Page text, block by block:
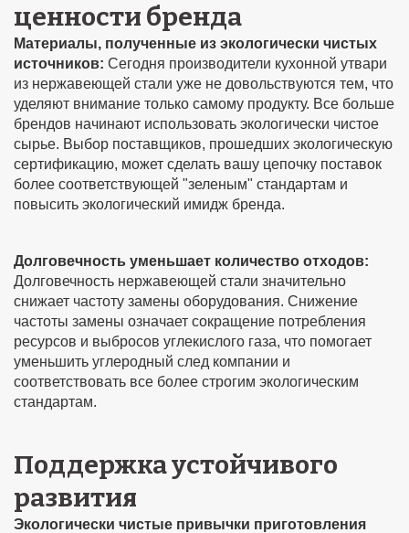
ценности бренда
Материалы, полученные из экологически чистых
источников: Сегодня производители кухонной утвари
из нержавеющей стали уже не довольствуются тем, что
уделяют внимание только самому продукту. Все больше
брендов начинают использовать экологически чистое
сырье. Выбор поставщиков, прошедших экологическую
сертификацию, может сделать вашу цепочку поставок
более соответствующей "зеленым" стандартам и
повысить экологический имидж бренда.
Долговечность уменьшает количество отходов:
Долговечность нержавеющей стали значительно
снижает частоту замены оборудования. Снижение
частоты замены означает сокращение потребления
ресурсов и выбросов углекислого газа, что помогает
уменьшить углеродный след компании и
соответствовать все более строгим экологическим
стандартам.
Поддержка устойчивого
развития
Экологически чистые привычки приготовления